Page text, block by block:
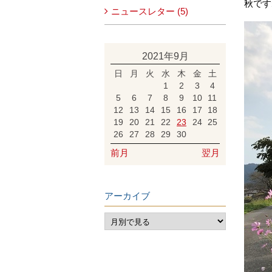
秋で
ニュースレター (5)
2021年9月
日 月 火 水 木 金
土
1
2 3
4
5
6 7 8 9 10
11
12
13 14 15 16 17
18
19
20 21 22 23 24
25
26
27 28 29 30
前月 翌月
アーカイブ